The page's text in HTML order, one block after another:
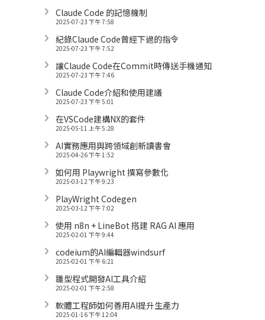
Claude Code 的記憶機制
2025-07-23 下午 7:58
紀錄Claude Code曾經下過的指令
2025-07-23 下午 7:52
讓Claude Code在Commit時傳送手機通知
2025-07-23 下午 7:46
Claude Code介紹和使用建議
2025-07-23 下午 5:01
在VSCode建構NX的套件
2025-05-11 上午 5:28
AI實務應用與跨領域創新讀書會
2025-04-26 下午 1:52
如何用 Playwright 撰寫參數化
2025-03-12 下午 9:23
PlayWright Codegen
2025-03-12 下午 7:02
使用 n8n + LineBot 搭建 RAG AI 應用
2025-02-01 下午 9:44
codeium的AI編輯器windsurf
2025-02-01 下午 6:21
雛型程式開發AI工具介紹
2025-02-01 下午 2:58
軟體工程師如何善用AI提升生產力
2025-01-16 下午 12:04